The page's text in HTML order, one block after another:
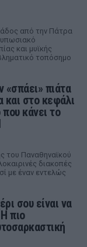
από την Πάτρα
και μυϊκής
τοπόσημο
«σπάει» πιάτα
και στο κεφάλι
που κάνει το
του Παναθηναϊκού
διακοπές
με έναν εντελώς
σου είναι να
πιο